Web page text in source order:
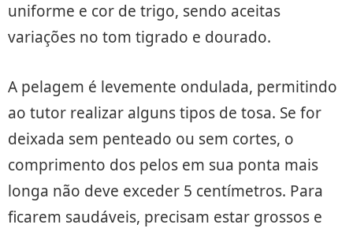
uniforme e cor de trigo, sendo aceitas
variações no tom tigrado e dourado.
A pelagem é levemente ondulada, permitindo
ao tutor realizar alguns tipos de tosa. Se for
deixada sem penteado ou sem cortes, o
comprimento dos pelos em sua ponta mais
longa não deve exceder 5 centímetros. Para
ficarem saudáveis, precisam estar grossos e